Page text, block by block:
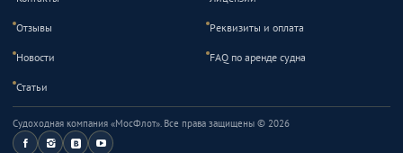
Отзывы Реквизиты и оплата
Новости FAQ по аренде судна
Статьи
Судоходная компания «МосФлот». Все права защищены © 2026